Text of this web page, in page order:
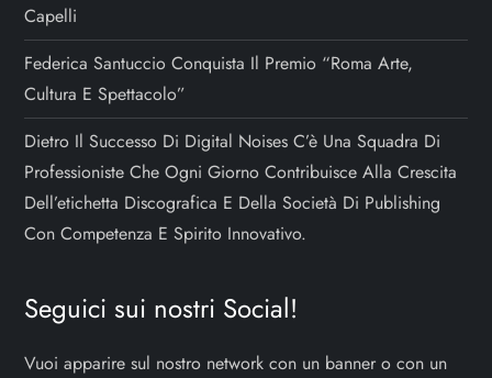
Capelli
Federica Santuccio Conquista Il Premio “Roma Arte,
Cultura E Spettacolo”
Dietro Il Successo Di Digital Noises C’è Una Squadra Di
Professioniste Che Ogni Giorno Contribuisce Alla Crescita
Dell’etichetta Discografica E Della Società Di Publishing
Con Competenza E Spirito Innovativo.
Seguici sui nostri Social!
Vuoi apparire sul nostro network con un banner o con un